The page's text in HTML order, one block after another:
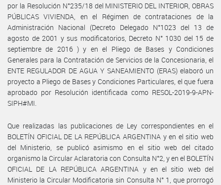
por la Resolución N°235/18 del MINISTERIO DEL INTERIOR, OBRAS
PÚBLICAS VIVIENDA, en el Régimen de contrataciones de la
Administración Nacional (Decreto Delegado N°1023 del 13 de
agosto de 2001 y sus modificatorios, Decreto N° 1030 del 15 de
septiembre de 2016 ) y en el Pliego de Bases y Condiciones
Generales para la Contratación de Servicios de la Concesionaria, el
ENTE REGULADOR DE AGUA Y SANEAMIENTO (ERAS) elaboró un
proyecto a Pliego de Bases y Condiciones Particulares, el que fuera
aprobado por Resolución identificada como RESOL-2019-9-APN-
SIPH#MI.
Que realizadas las publicaciones de Ley correspondientes en el
BOLETÍN OFICIAL DE LA REPÚBLICA ARGENTINA y en el sitio web
del Ministerio, se publicó asimismo en el sitio web del citado
organismo la Circular Aclaratoria con Consulta N°2, y en el BOLETÍN
OFICIAL DE LA REPÚBLICA ARGENTINA y en el sitio web del
Ministerio la Circular Modificatoria sin Consulta N° 1, que prorrogó